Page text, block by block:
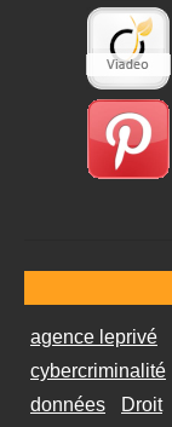
agence leprivé
cybercriminalité
données
Droit